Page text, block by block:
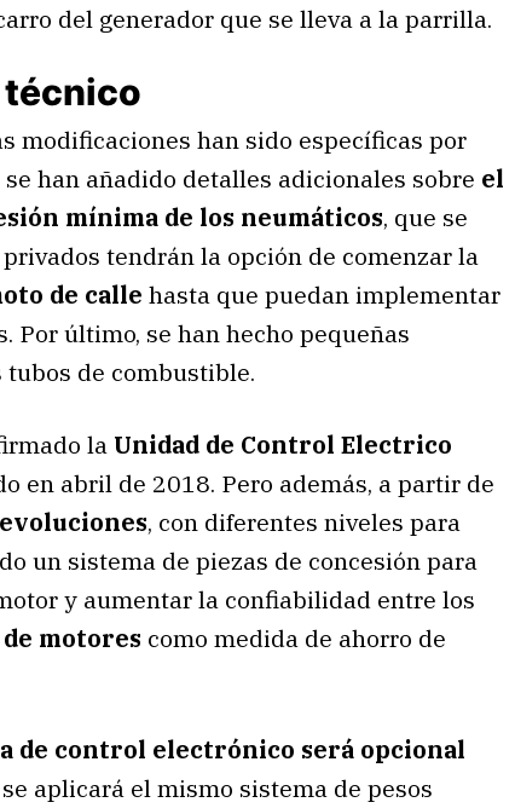
del generador que se lleva a la parrilla.
técnico
modificaciones han sido específicas por
se han añadido detalles adicionales sobre el
mínima de los neumáticos, que se
tendrán la opción de comenzar la
de calle hasta que puedan implementar
Por último, se han hecho pequeñas
de combustible.
la Unidad de Control Electrico
en abril de 2018. Pero además, a partir de
, con diferentes niveles para
un sistema de piezas de concesión para
y aumentar la confiabilidad entre los
motores como medida de ahorro de
de control electrónico será opcional
aplicará el mismo sistema de pesos